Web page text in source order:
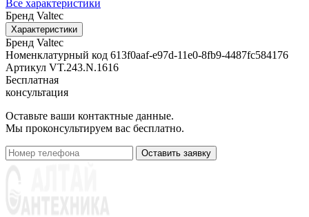
Все характеристики
Бренд Valtec
Характеристики
Бренд Valtec
Номенклатурный код 613f0aaf-e97d-11e0-8fb9-4487fc584176
Артикул VT.243.N.1616
Бесплатная
консультация
Оставьте ваши контактные данные.
Мы проконсультируем вас бесплатно.
Оставить заявку